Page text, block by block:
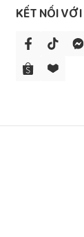
miếng tã,
thay tã cho bé.
chất lỏng
KẾT NỐI